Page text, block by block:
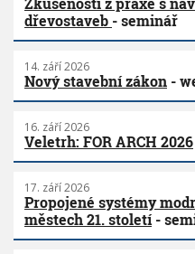
dřevostaveb - seminář
14. září 2026
Nový stavební zákon -
16. září 2026
Veletrh: FOR ARCH 2026
17. září 2026
Propojené systémy
městech 21. století-